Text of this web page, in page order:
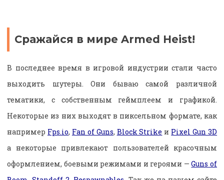
Сражайся в мире Armed Heist!
В последнее время в игровой индустрии стали часто
выходить шутеры. Они бываю самой различной
тематики, с собственным геймплеем и графикой.
Некоторые из них выходят в пиксельном формате, как
например Fps.io, Fan of Guns, Block Strike и Pixel Gun 3D
а некоторые привлекают пользователей красочным
оформлением, боевыми режимами и героями —Guns of